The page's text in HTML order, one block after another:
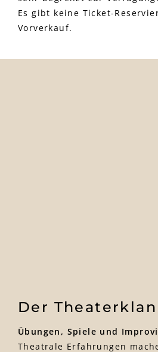
Es gibt keine Ticket-
Vorverkauf.
Der Theaterklan
Übungen, Spiele und
Theatrale Erfahrungen